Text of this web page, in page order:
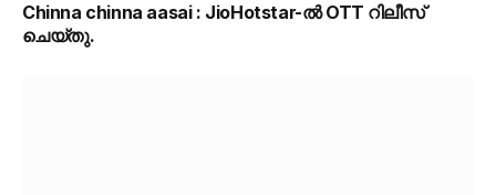
Chinna chinna aasai : JioHotstar-ൽ OTT റിലീസ്
ചെയ്തു.